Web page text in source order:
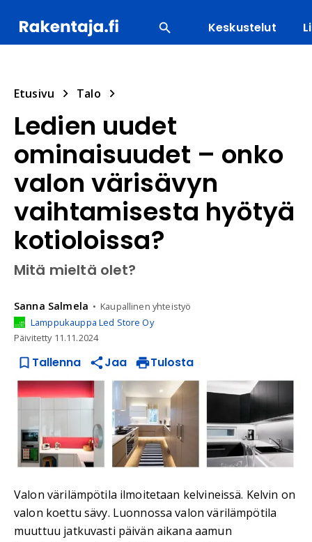
Keskustelut
Etusivu Talo
Ledien uudet
ominaisuudet – onko
valon värisävyn
vaihtamisesta hyötyä
kotioloissa?
Mitä mieltä olet?
Sanna Salmela
Kaupallinen yhteistyö
Lamppukauppa Led Store Oy
Päivitetty 11.11.2024
Tallenna Jaa Tulosta
Valon värilämpötila ilmoitetaan kelvineissä. Kelvin on
valon koettu sävy. Luonnossa valon värilämpötila
muuttuu jatkuvasti päivän aikana aamun